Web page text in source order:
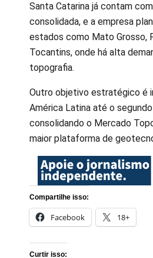
Santa Catarina já contam
consolidada, e a empresa
estados como Mato Grosso,
Tocantins, onde há alta
topografia.
Outro objetivo estratégico é
América Latina até o
consolidando o Mercado
maior plataforma de
Compartilhe isso:
Facebook 18+
Curtir isso: